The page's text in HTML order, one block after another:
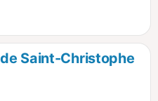
et la Voie Royale.
Saint-Christophe